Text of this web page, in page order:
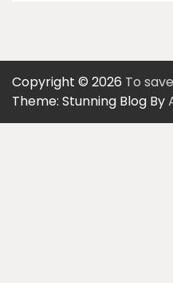
Copyright © 2026 To
Theme: Stunning Blog By